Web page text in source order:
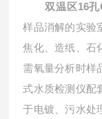
双温区16
样品消解的实验
焦化、造纸、石
需氧量分析时样
式⽔质检测仪配
于电镀、污水处